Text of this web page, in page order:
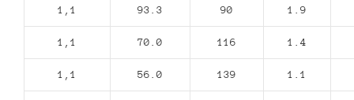
1,1 93.3 90 1.9
1,1 70.0 116 1.4
1,1 56.0 139 1.1